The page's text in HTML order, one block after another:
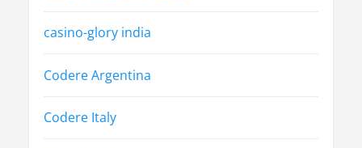
casino-glory india
Codere Argentina
Codere Italy